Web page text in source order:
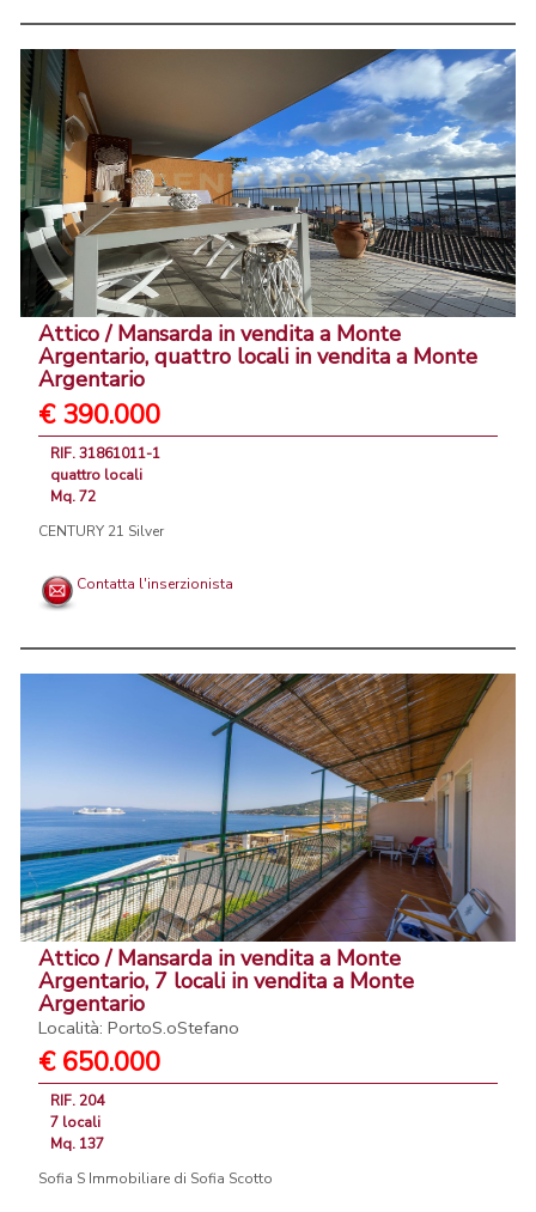
Attico / Mansarda in vendita a Monte
Argentario, quattro locali in vendita a Monte
Argentario
€ 390.000
RIF. 31861011-1
quattro locali
Mq. 72
CENTURY 21 Silver
Contatta l'inserzionista
Attico / Mansarda in vendita a Monte
Argentario, 7 locali in vendita a Monte
Argentario
Località: PortoS.oStefano
€ 650.000
RIF. 204
7 locali
Mq. 137
Sofia S Immobiliare di Sofia Scotto